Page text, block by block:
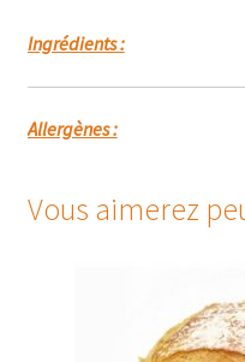
Ingrédients :
Allergènes :
Vous aimerez